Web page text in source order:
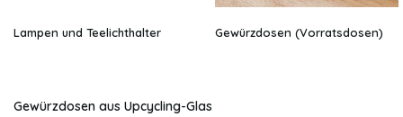
Lampen und Teelichthalter Gewürzdosen (Vorratsdosen)
Gewürzdosen aus Upcycling-Glas